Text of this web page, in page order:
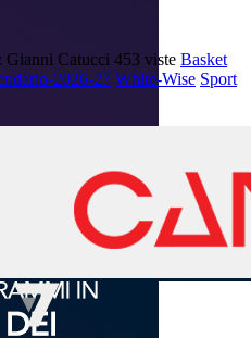
Gianni Catucci 453 viste Basket
2026-27 White-Wise Sport